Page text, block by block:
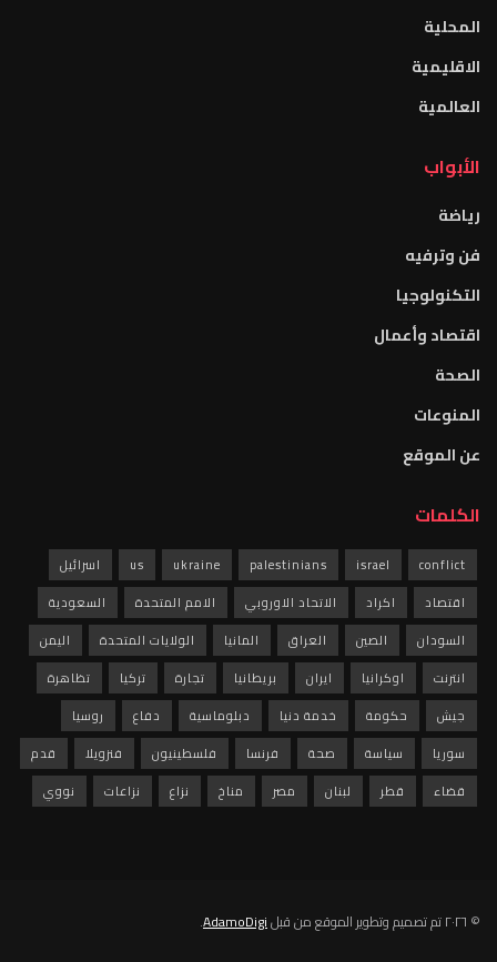
المحلية
الاقليمية
العالمية
الأبواب
رياضة
فن وترفيه
التكنولوجيا
اقتصاد وأعمال
الصحة
المنوعات
عن الموقع
الكلمات
conflict
israel
palestinians
ukraine
us
اسرائيل
اقتصاد
اكراد الاتحاد الاوروبي الامم المتحدة
السعودية
السودان
الصين العراق المانيا الولايات المتحدة
اليمن
انترنت
اوكرانيا ايران بريطانيا تجارة تركيا
تظاهرة
جيش
حكومة خدمة دنيا دبلوماسية دفاع
روسيا
سوريا
سياسة صحة فرنسا فلسطينيون فنزويلا
قدم
قضاء
قطر لبنان مصر مناخ نزاع نزاعات نووي
© ٢٠٢٦ تم تصميم وتطوير الموقع من قبل AdamoDigi
.